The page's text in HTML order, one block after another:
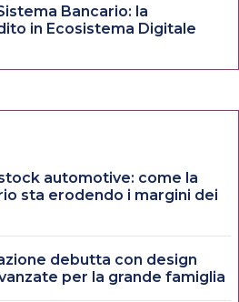
Bancario: la
in Ecosistema Digitale
automotive: come la
sta erodendo i margini dei
debutta con design
per la grande famiglia